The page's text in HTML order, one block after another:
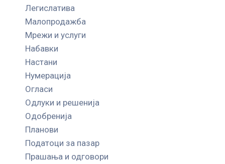
Легислатива
Малопродажба
Мрежи и услуги
Набавки
Настани
Нумерација
Огласи
Одлуки и решенија
Одобренија
Планови
Податоци за пазар
Прашања и одговори